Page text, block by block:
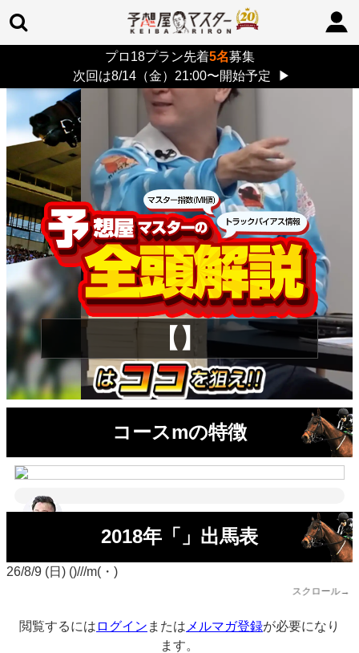
プロ18プラン先着5名募集
次回は8/14（金）21:00〜開始予定
▶
> 26/8/9 (日)
【】
コースmの特徴
2018年「」出馬表
26/8/9 (日) ()///m(・)
スクロール→
閲覧するには ログイン または メルマガ登録が必要になり
ます。